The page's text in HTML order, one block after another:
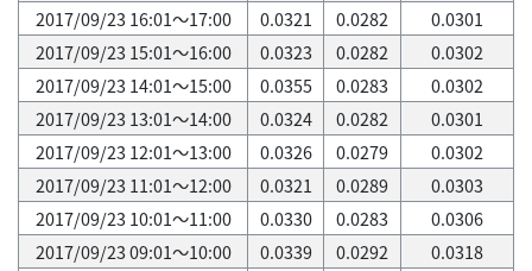
2017/09/23 16:01～17:00
0.0321 0.0282
0.0301
2017/09/23 15:01～16:00
0.0323 0.0282
0.0302
2017/09/23 14:01～15:00
0.0355 0.0283
0.0302
2017/09/23 13:01～14:00
0.0324 0.0282
0.0301
2017/09/23 12:01～13:00
0.0326 0.0279
0.0302
2017/09/23 11:01～12:00
0.0321 0.0289
0.0303
2017/09/23 10:01～11:00
0.0330 0.0283
0.0306
2017/09/23 09:01～10:00
0.0339 0.0292
0.0318